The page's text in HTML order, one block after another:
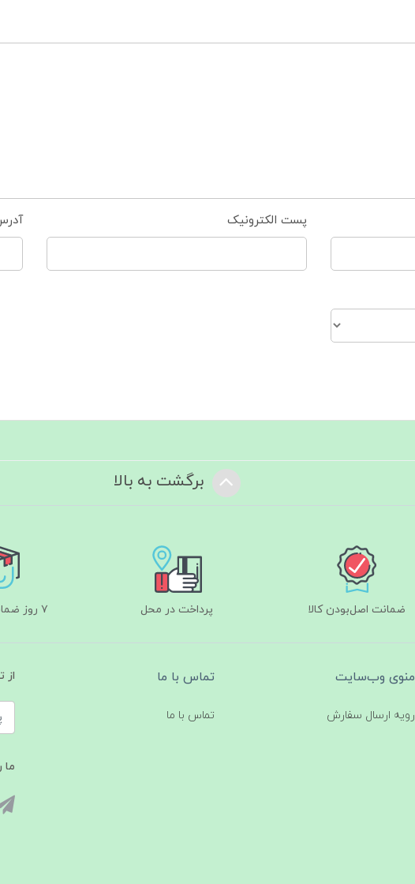
پست الکترونیک
برگشت به بالا
ضمانت اصل‌بودن کالا پرداخت در محل ۷ روز ضمانت بازگشت
منوی وب‌سایت
رویه ارسال سفارش
تماس با ما
تماس با ما
از
ما